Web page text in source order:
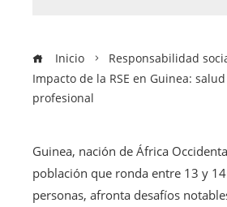
Inicio
Responsabilidad
Impacto de la RSE en Guinea:
profesional
Guinea, nación de África
población que ronda entre 13 y
personas, afronta desafíos